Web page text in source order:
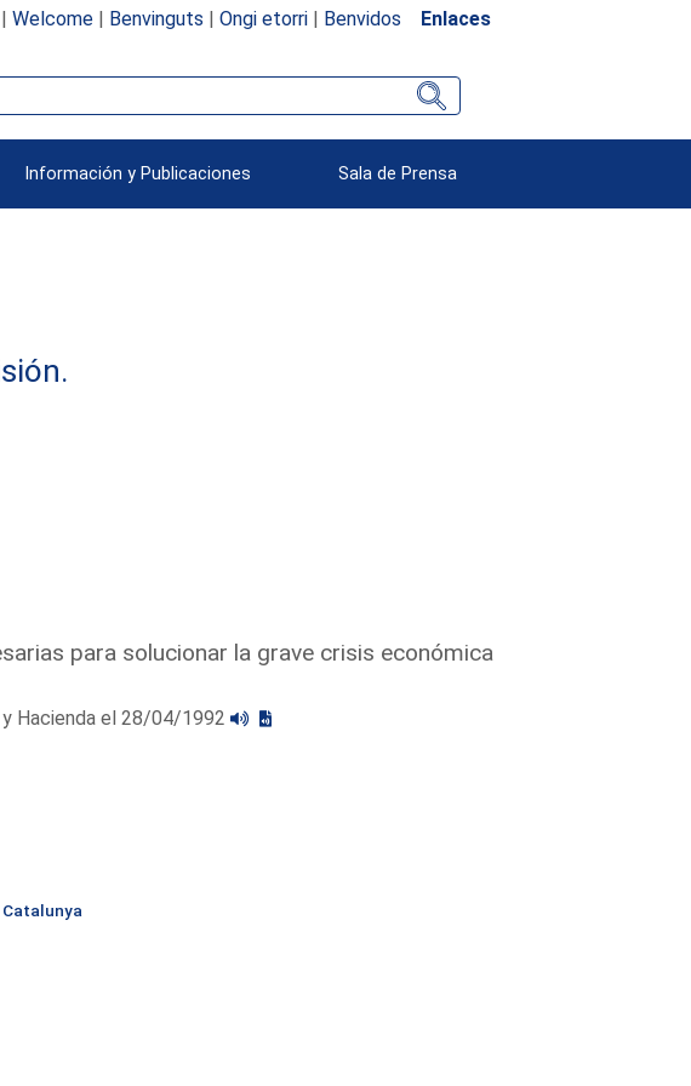
Welcome| Benvinguts | Ongi etorri| Benvidos Enlaces
Información y Publicaciones Sala de Prensa
para solucionar la grave crisis económica
y Hacienda el 28/04/1992